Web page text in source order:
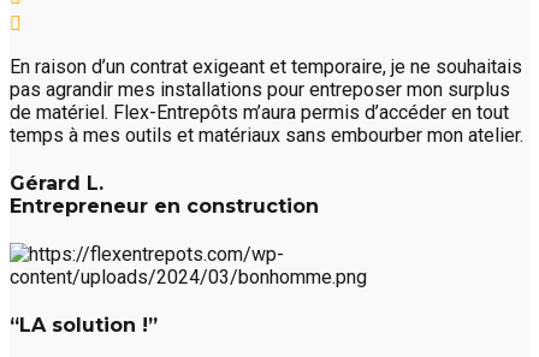
En raison d’un contrat exigeant et temporaire, je ne souhaitais
pas agrandir mes installations pour entreposer mon surplus
de matériel. Flex-Entrepôts m’aura permis d’accéder en tout
temps à mes outils et matériaux sans embourber mon atelier.
Gérard L.
Entrepreneur en construction
“LA solution !”